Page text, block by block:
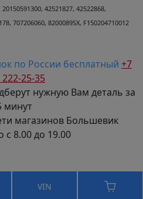
42521827, 42522868,
707206060, 8200089SX, F150204710012
по России бесплатный +7
222-25-35
нужную Вам деталь за
минут
магазинов Большевик
с 8.00 до 19.00
VIN
данных